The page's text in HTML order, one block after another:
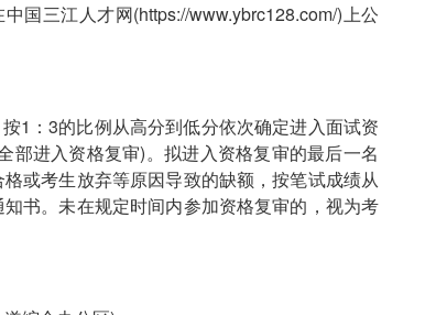
国三江人才网(https://www.ybrc128.com/)上公
1：3的比例从高分到低分依次确定进入面试资
部进入资格复审)。拟进入资格复审的最后一名
或考生放弃等原因导致的缺额，按笔试成绩从
书。未在规定时间内参加资格复审的，视为考